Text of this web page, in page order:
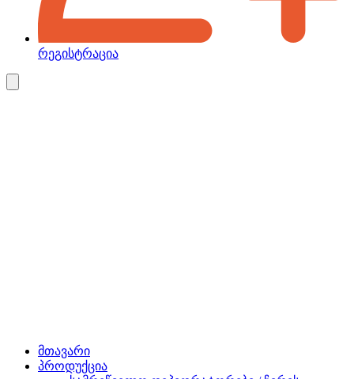
რეგისტრაცია
მთავარი
პროდუქცია